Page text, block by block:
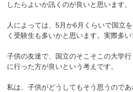
したらよいか訊くのが良いと思います。
人によっては、5月か6月くらいで国立
く受験生も多いかと思います。実際多い
子供の友達で、国立のそこそこの大学
に行った方が良いという考えです。
私は、子供がどうしてもそう思うので